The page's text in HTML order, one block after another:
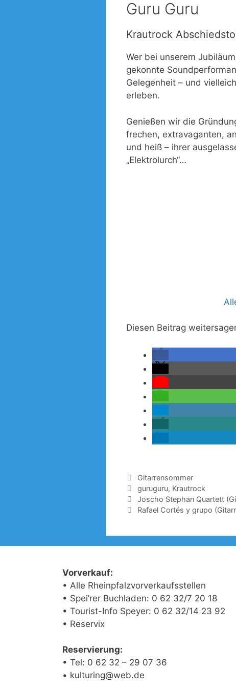
Guru Guru
Krautrock
Wer bei unserem
gekonnte
Gelegenheit – und
erleben.
Genießen wir die
frechen, extravaganten,
und heiß – ihrer
„Elektrolurch“…
Diesen Beitrag
Kategorien
Gitarrensommer
Schlagwörter
guruguru, Krautrock
Joscho Stephan Quartett
Rafael Cortés y grupo
Vorverkauf:
• Alle Rheinpfalzvorverkaufsstellen
• Spei’rer Buchladen: 0 62 32/7 20 18
• Tourist-Info Speyer: 0 62 32/14 23 92
• Reservix
Reservierung:
• Tel: 0 62 32 – 29 07 36
• kulturing@web.de